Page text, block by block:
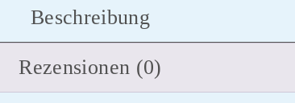
Beschreibung
Rezensionen (0)